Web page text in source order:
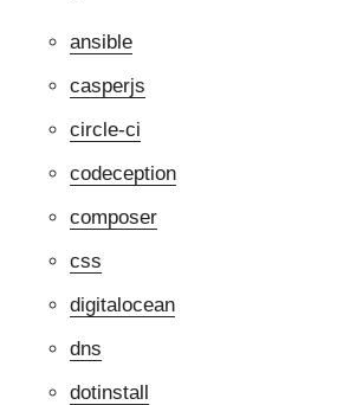
ansible
casperjs
circle-ci
codeception
composer
css
digitalocean
dns
dotinstall